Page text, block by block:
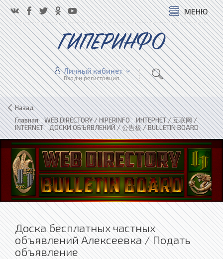
МЕНЮ
ГИПЕРИНФО
Личный кабинет
Вход и регистрация
Назад
Главная»WEB DIRECTORY / HIPERINFO»ИНТЕРНЕТ / 互联网 /
INTERNET»ДОСКИ ОБЪЯВЛЕНИЙ / 公告板 / BULLETIN BOARD
Доска бесплатных частных
объявлений Алексеевка / Подать
объявление